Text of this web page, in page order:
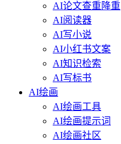
AI论文查重降重
AI阅读器
AI写小说
AI小红书文案
AI知识检索
AI写标书
AI绘画
AI绘画工具
AI绘画提示词
AI绘画社区